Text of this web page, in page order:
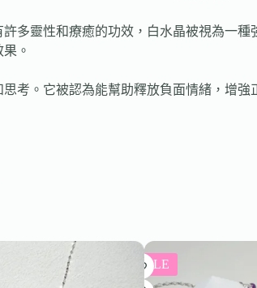
多靈性和療癒的功效，白水晶被視為一
。
考。它被認為能幫助釋放負面情緒，增
SALE